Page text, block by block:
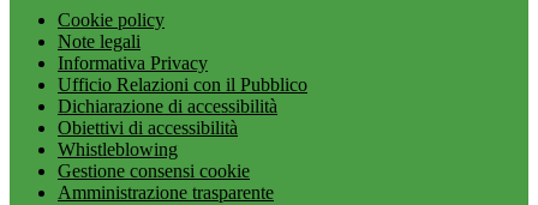
Cookie policy
Note legali
Informativa Privacy
Ufficio Relazioni con il Pubblico
Dichiarazione di accessibilità
Obiettivi di accessibilità
Whistleblowing
Gestione consensi cookie
Amministrazione trasparente